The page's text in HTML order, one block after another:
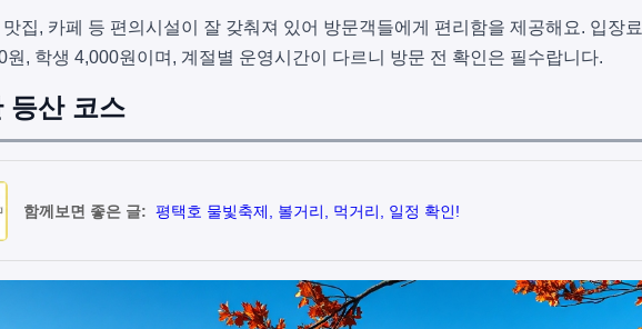
집, 카페 등 편의시설이 잘 갖춰져 있어 방문객들에게 편리함을 제공해요. 입장료
원, 학생 4,000원이며, 계절별 운영시간이 다르니 방문 전 확인은 필수랍니다.
등산 코스
함께보면 좋은 글: 평택호 물빛축제, 볼거리, 먹거리, 일정 확인!